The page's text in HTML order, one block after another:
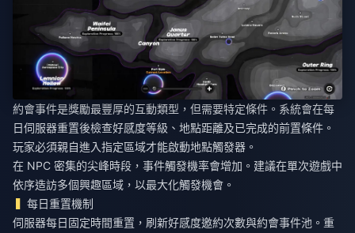
約會事件是獎勵最豐厚的互動類型，但需要特定條件。系統會在每
日伺服器重置後檢查好感度等級、地點距離及已完成的前置條件。
玩家必須親自進入指定區域才能啟動地點觸發器。
在 NPC 密集的尖峰時段，事件觸發機率會增加。建議在單次遊戲中
依序造訪多個興趣區域，以最大化觸發機會。
每日重置機制
伺服器每日固定時間重置，刷新好感度邀約次數與約會事件池。重